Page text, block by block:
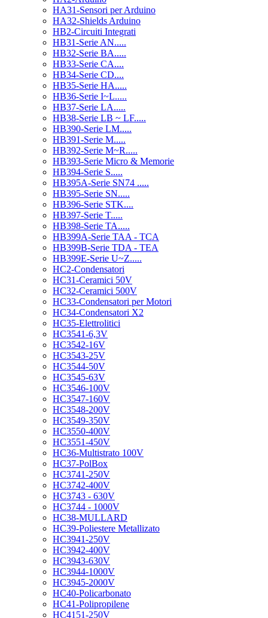
HA31-Sensori per Arduino
HA32-Shields Arduino
HB2-Circuiti Integrati
HB31-Serie AN.....
HB32-Serie BA.....
HB33-Serie CA....
HB34-Serie CD....
HB35-Serie HA.....
HB36-Serie I~L.....
HB37-Serie LA.....
HB38-Serie LB ~ LF.....
HB390-Serie LM.....
HB391-Serie M.....
HB392-Serie M~R.....
HB393-Serie Micro & Memorie
HB394-Serie S.....
HB395A-Serie SN74 .....
HB395-Serie SN.....
HB396-Serie STK....
HB397-Serie T.....
HB398-Serie TA.....
HB399A-Serie TAA - TCA
HB399B-Serie TDA - TEA
HB399E-Serie U~Z.....
HC2-Condensatori
HC31-Ceramici 50V
HC32-Ceramici 500V
HC33-Condensatori per Motori
HC34-Condensatori X2
HC35-Elettrolitici
HC3541-6,3V
HC3542-16V
HC3543-25V
HC3544-50V
HC3545-63V
HC3546-100V
HC3547-160V
HC3548-200V
HC3549-350V
HC3550-400V
HC3551-450V
HC36-Multistrato 100V
HC37-PolBox
HC3741-250V
HC3742-400V
HC3743 - 630V
HC3744 - 1000V
HC38-MULLARD
HC39-Poliestere Metallizato
HC3941-250V
HC3942-400V
HC3943-630V
HC3944-1000V
HC3945-2000V
HC40-Policarbonato
HC41-Polipropilene
HC4151-250V